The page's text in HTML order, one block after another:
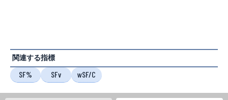
関連する指標
SF% SFv wSF/C